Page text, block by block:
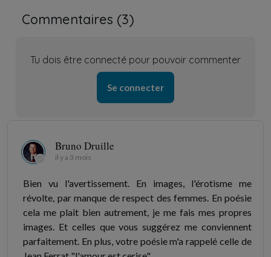
Commentaires (3)
Tu dois être connecté pour pouvoir commenter
Se connecter
Bruno Druille
il y a 3 mois
Bien vu l'avertissement. En images, l'érotisme me
révolte, par manque de respect des femmes. En poésie
cela me plait bien autrement, je me fais mes propres
images. Et celles que vous suggérez me conviennent
parfaitement. En plus, votre poésie m'a rappelé celle de